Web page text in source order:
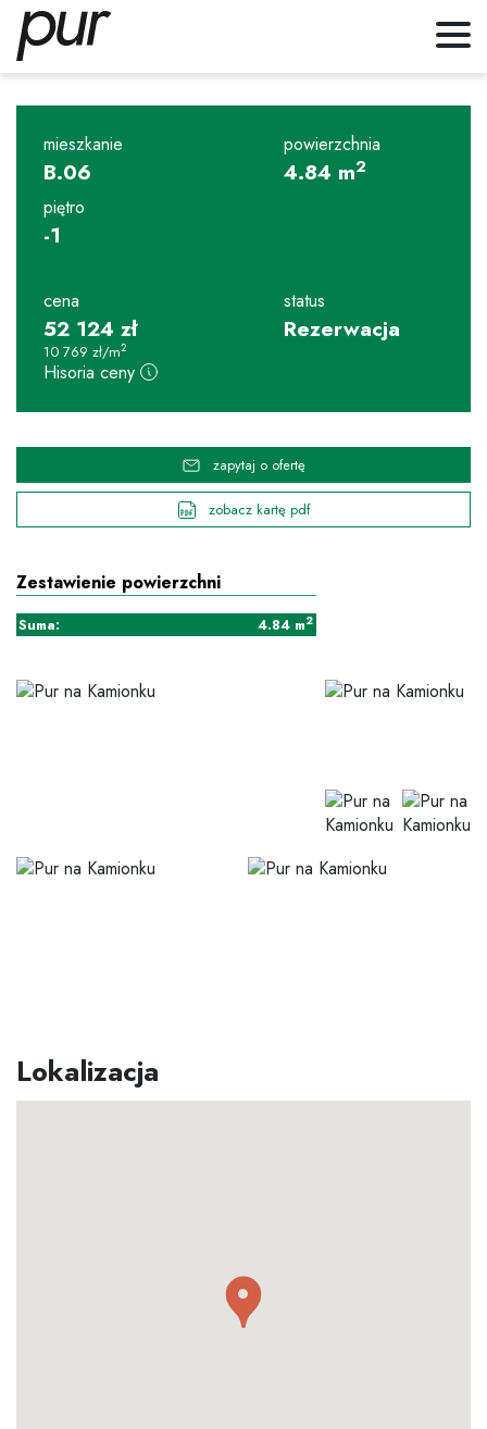
mieszkanie
B.06
powierzchnia
4.84 m2
piętro
-1
cena
52 124 zł
10 769 zł/m2
Hisoria ceny
status
Rezerwacja
zapytaj o ofertę
zobacz kartę pdf
Zestawienie powierzchni
Suma: 4.84 m2
Lokalizacja